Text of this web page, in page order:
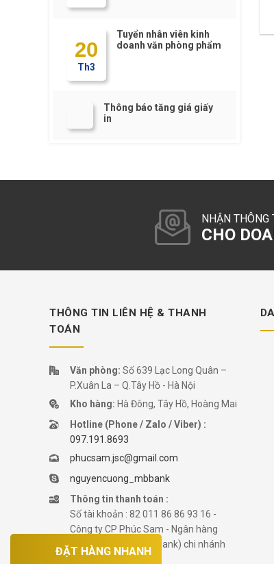
20
Th3
Tuyển nhân viên kinh
doanh văn phòng phẩm
Thông báo tăng giá giấy
in
NHẬN THÔNG
CHO
THÔNG TIN LIÊN HỆ & THANH
TOÁN
Văn phòng: Số 639 Lạc Long Quân –
P.Xuân La – Q.Tây Hồ - Hà Nội
Kho hàng: Hà Đông, Tây Hồ, Hoàng Mai
Hotline (Phone / Zalo / Viber) :
097.191.8693
phucsam.jsc@gmail.com
nguyencuong_mbbank
Thông tin thanh toán :
Số tài khoản : 82 011 86 86 93 16 -
Công ty CP Phúc Sam - Ngân hàng
TMCP Quân Đội (Mbbank) chi nhánh
ĐẶT HÀNG NHANH